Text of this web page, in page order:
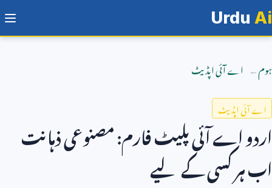
Urdu Ai
ہوم اے آئی اپڈیٹ
اے آئی اپڈیٹ
اردو اے آئی پلیٹ فارم: مصنوعی ذہانت
اب ہر کسی کے لیے